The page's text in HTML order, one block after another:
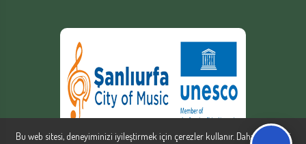
Bu web sitesi, deneyiminizi iyileştirmek için çerezler kullanır. Daha fazla bilgi